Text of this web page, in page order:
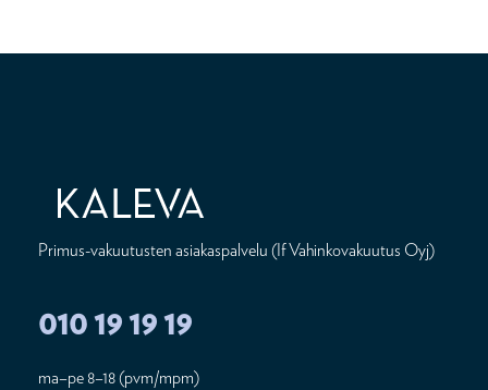
Primus-vakuutusten asiakaspalvelu (If Vahinkovakuutus Oyj)
010 19 19 19
ma–pe 8–18 (pvm/mpm)